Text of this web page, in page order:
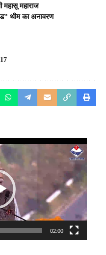
महासू महाराज
थीम का अनावरण
02:00